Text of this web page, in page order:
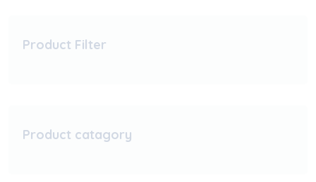
Product Filter
Product catagory